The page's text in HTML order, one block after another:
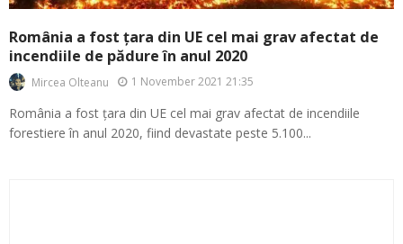
România a fost țara din UE cel mai grav afectat de
incendiile de pădure în anul 2020
Mircea Olteanu 1 November 2021 21:35
România a fost țara din UE cel mai grav afectat de incendiile
forestiere în anul 2020, fiind devastate peste 5.100...